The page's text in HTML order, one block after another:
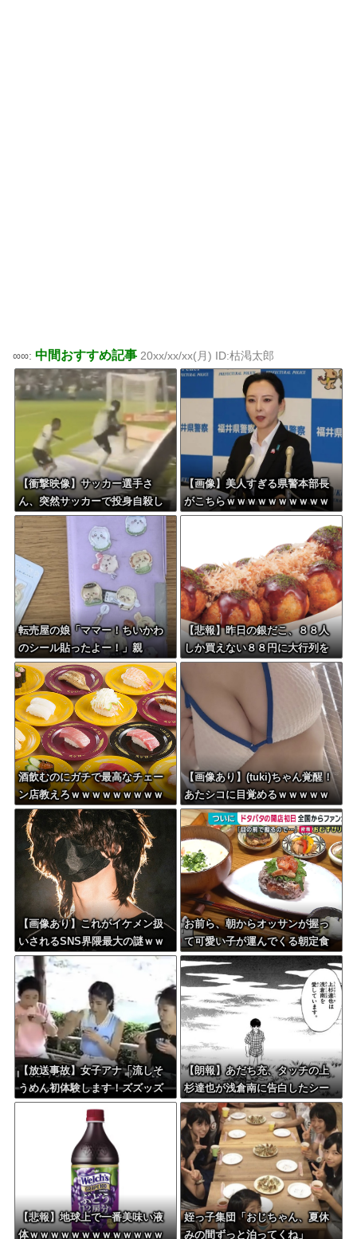
∞∞: 中間おすすめ記事 20xx/xx/xx(月) ID:枯渇太郎
【衝撃映像】サッカー選手さ
ん、突然サッカーで投身自殺し
てしまう
【画像】美人すぎる県警本部長
がこちらｗｗｗｗｗｗｗｗｗｗ
転売屋の娘「ママー！ちいかわ
のシール貼ったよー！」親
「！！！！！！」→
【悲報】昨日の銀だこ、８８人
しか買えない８８円に大行列を
なす都民コチラ・・・
酒飲むのにガチで最高なチェー
ン店教えろｗｗｗｗｗｗｗｗｗ
ｗ
【画像あり】(tuki)ちゃん覚醒！
あたシコに目覚めるｗｗｗｗｗ
ｗｗｗ
【画像あり】これがイケメン扱
いされるSNS界隈最大の謎ｗｗ
ｗｗｗｗｗｗｗｗｗｗｗｗｗｗ
ｗｗ
お前ら、朝からオッサンが握っ
て可愛い子が運んでくる朝定食
（2200円）頼める？
【放送事故】女子アナ「流しそ
うめん初体験します！ズズッズ
ッ…ズッ………ゲホォッ！」
【朗報】あだち充、タッチの上
杉達也が浅倉南に告白したシー
ンを完全再現ｗｗｗｗｗ
【悲報】地球上で一番美味い液
体ｗｗｗｗｗｗｗｗｗｗｗｗｗ
姪っ子集団「おじちゃん、夏休
みの間ずっと泊ってくね」